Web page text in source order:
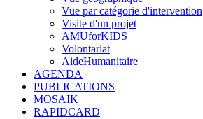
Vue par catégorie d'intervention
Visite d'un projet
AMUforKIDS
Volontariat
AideHumanitaire
AGENDA
PUBLICATIONS
MOSAIK
RAPIDCARD